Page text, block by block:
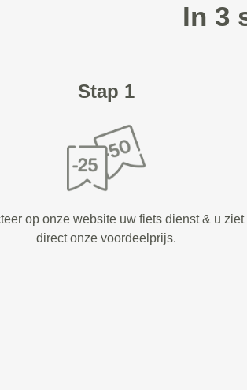
In 3
Stap 1
op onze website uw fiets dienst & u ziet
direct onze voordeelprijs.